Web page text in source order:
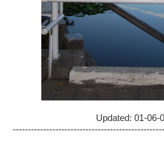
Updated: 01-06-